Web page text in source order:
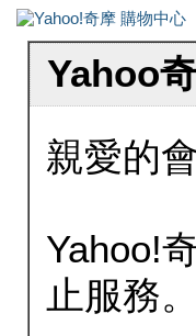
Yahoo
親愛的
Yahoo!
止服務。